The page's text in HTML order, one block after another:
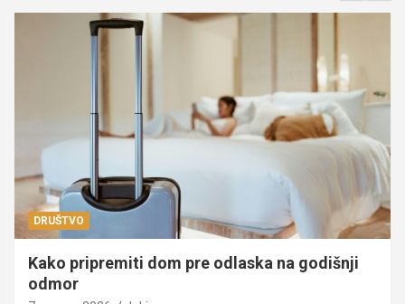
DRUŠTVO
Kako pripremiti dom pre odlaska na godišnji
odmor